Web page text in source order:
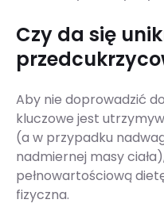
Czy da się
Aby nie doprowadzić
kluczowe jest
(a w przypadku
nadmiernej masy
pełnowartościową
fizyczna.